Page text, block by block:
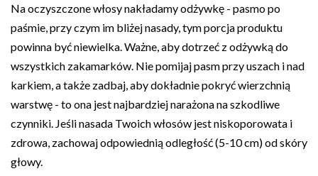
Na oczyszczone włosy nakładamy odżywkę - pasmo po
paśmie, przy czym im bliżej nasady, tym porcja produktu
powinna być niewielka. Ważne, aby dotrzeć z odżywką do
wszystkich zakamarków. Nie pomijaj pasm przy uszach i nad
karkiem, a także zadbaj, aby dokładnie pokryć wierzchnią
warstwę - to ona jest najbardziej narażona na szkodliwe
czynniki. Jeśli nasada Twoich włosów jest niskoporowata i
zdrowa, zachowaj odpowiednią odległość (5-10 cm) od skóry
głowy.